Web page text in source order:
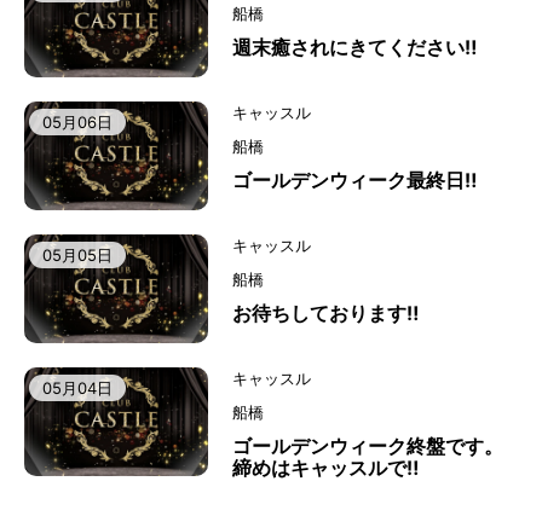
船橋
週末癒されにきてください‼️
05月06日
キャッスル
船橋
ゴールデンウィーク最終日‼️
05月05日
キャッスル
船橋
お待ちしております‼️
05月04日
キャッスル
船橋
ゴールデンウィーク終盤です。
締めはキャッスルで‼️